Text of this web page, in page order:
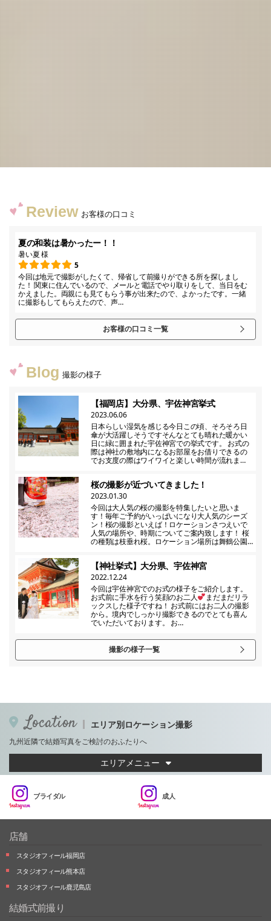
Review お客様の口コミ
夏の和装は暑かったー！！
暑い夏 様
5
今回は地元で撮影がしたくて、帰省して前撮りができる所を探しまし
た！ 関東に住んでいるので、メールと電話でやり取りをして、当日をむ
かえました。両親にも見てもらう事が出来たので、よかったです。一緒
に撮影もしてもらえたので、声…
お客様の口コミ一覧
Blog 撮影の様子
【福岡店】大分県、宇佐神宮挙式
2023.06.06
日本らしい湿気を感じる今日この頃、そろそろ日
傘が大活躍しそうですそんなとても晴れた暖かい
日に緑に囲まれた宇佐神宮での挙式です。 お式の
際は神社の敷地内になるお部屋をお借りできるの
でお支度の際はワイワイと楽しい時間が流れま…
桜の撮影が近づいてきました！
2023.01.30
今回は大人気の桜の撮影を特集したいと思いま
す！毎年ご予約がいっぱいになり大人気のシーズ
ン！桜の撮影といえば！ロケーションさつえいで
人気の場所や、時期についてご案内致します！ 桜
の種類は枝垂れ桜。ロケーション場所は舞鶴公園…
【神社挙式】大分県、宇佐神宮
2022.12.24
今回は宇佐神宮でのお式の様子をご紹介します。
お式前に手水を行う笑顔のお二人
まだまだリラ
ックスした様子ですね！ お式前にはお二人の撮影
から。境内でしっかり撮影できるのでとても喜ん
でいただいております。 お…
撮影の様子一覧
Location エリア別ロケーション撮影
九州近隣で結婚写真をご検討のおふたりへ
エリアメニュー
ブライダル 成人
店舗
スタジオフィール福岡店
スタジオフィール熊本店
スタジオフィール鹿児島店
結婚式前撮り